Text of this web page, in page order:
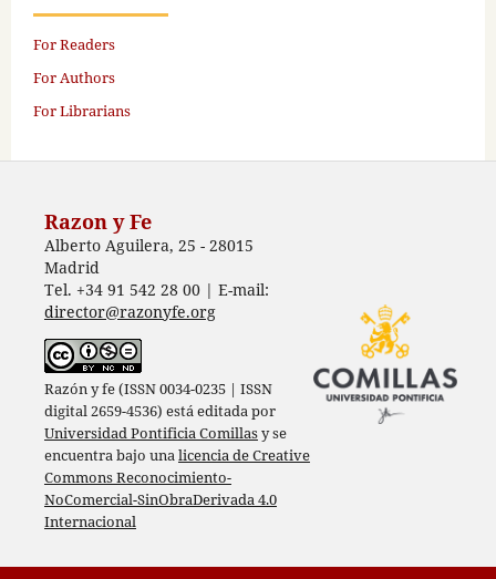
For Readers
For Authors
For Librarians
Razon y Fe
Alberto Aguilera, 25 - 28015
Madrid
Tel. +34 91 542 28 00 | E-mail:
director@razonyfe.org
Razón y fe (ISSN 0034-0235 | ISSN
digital 2659-4536) está editada por
Universidad Pontificia Comillasy se
encuentra bajo unalicencia de Creative
Commons Reconocimiento-
NoComercial-SinObraDerivada 4.0
Internacional